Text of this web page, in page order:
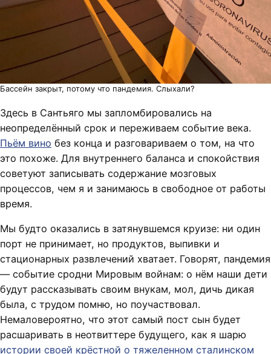
Бассейн закрыт, потому что пандемия. Слыхали?
Здесь в Сантьяго мы запломбировались на
неопределённый срок и переживаем событие века.
Пьём вино без конца и разговариваем о том, на что
это похоже. Для внутреннего баланса и спокойствия
советуют записывать содержание мозговых
процессов, чем я и занимаюсь в свободное от работы
время.
Мы будто оказались в затянувшемся круизе: ни один
порт не принимает, но продуктов, выпивки и
стационарных развлечений хватает. Говорят, пандемия
— событие сродни Мировым войнам: о нём наши дети
будут рассказывать своим внукам, мол, дичь дикая
была, с трудом помню, но поучаствовал.
Немаловероятно, что этот самый пост сын будет
расшаривать в неотвиттере будущего, как я шарю
истории своей крёстной о тяжеленном сталинском